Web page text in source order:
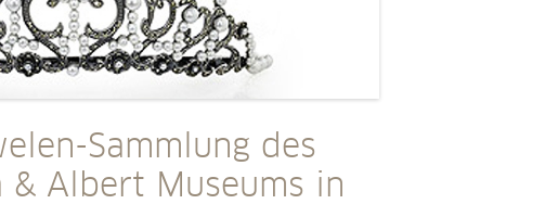
Sammlung des
& Albert Museums in